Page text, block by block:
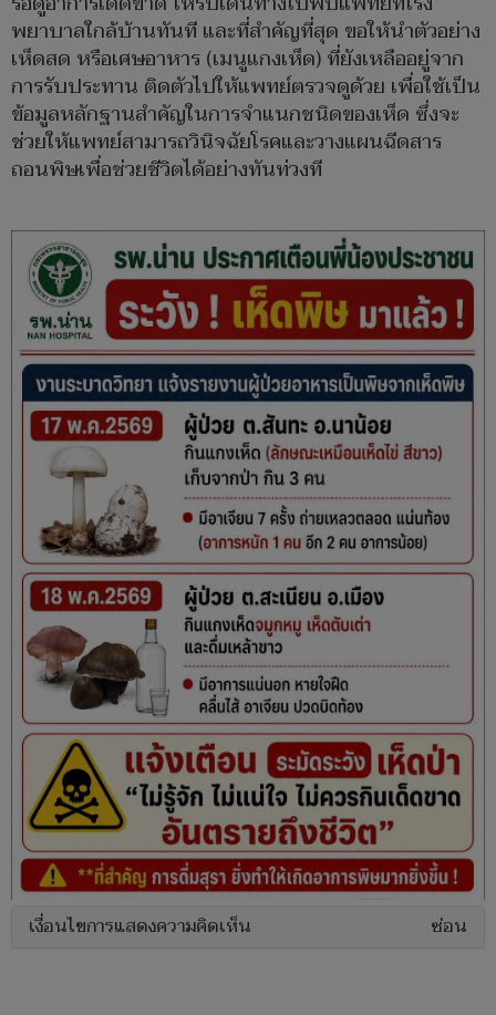
พยาบาลใกล้บ้านทันที และที่สำคัญที่สุด ขอให้นำตัวอย่าง
เห็ดสด หรือเศษอาหาร (เมนูแกงเห็ด) ที่ยังเหลืออยู่จาก
การรับประทาน ติดตัวไปให้แพทย์ตรวจดูด้วย เพื่อใช้เป็น
ข้อมูลหลักฐานสำคัญในการจำแนกชนิดของเห็ด ซึ่งจะ
ช่วยให้แพทย์สามารถวินิจฉัยโรคและวางแผนฉีดสาร
ถอนพิษเพื่อช่วยชีวิตได้อย่างทันท่วงที
เงื่อนไขการแสดงความคิดเห็น ซ่อน